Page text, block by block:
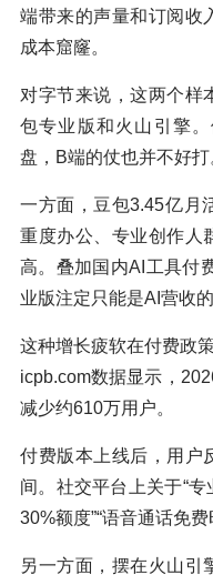
端带来的声量和订阅收
成本窟窿。
对字节来说，这两个样
包专业版和火山引擎
盘，B端的仗也并不好打
一方面，豆包3.45亿月
重度办公、专业创作人
高。叠加国内AI工具付
业版注定只能是AI营收
这种增长疲软在付费政
icpb.com数据显示，
减少约610万用户。
付费版本上线后，用户
间。社交平台上关于“
30%额度”“语音通话免
另一方面，摆在火山引